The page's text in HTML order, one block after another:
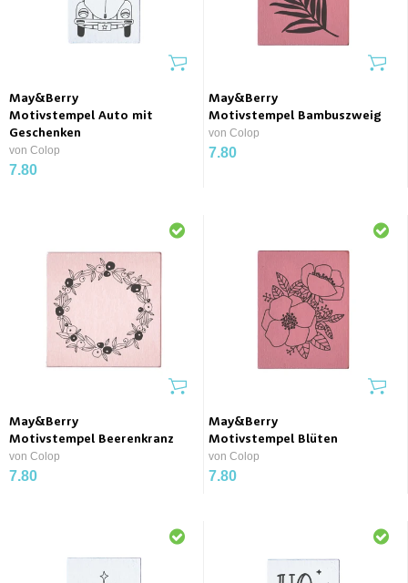
May&Berry
Motivstempel Auto mit
Geschenken
von Colop
7.80
May&Berry
Motivstempel Bambuszweig
von Colop
7.80
May&Berry
Motivstempel Beerenkranz
von Colop
7.80
May&Berry
Motivstempel Blüten
von Colop
7.80